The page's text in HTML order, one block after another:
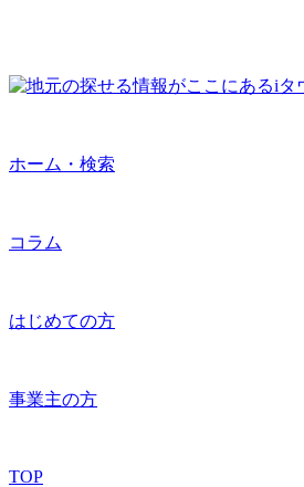
ホーム・検索
コラム
はじめての方
事業主の方
TOP